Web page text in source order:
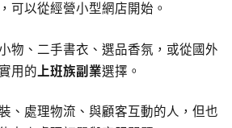
可以從經營小型網店開始。
物、二手書衣、選品香氛，或從國外
用的 上班族副業選擇。
、處理物流、與顧客互動的人，但也